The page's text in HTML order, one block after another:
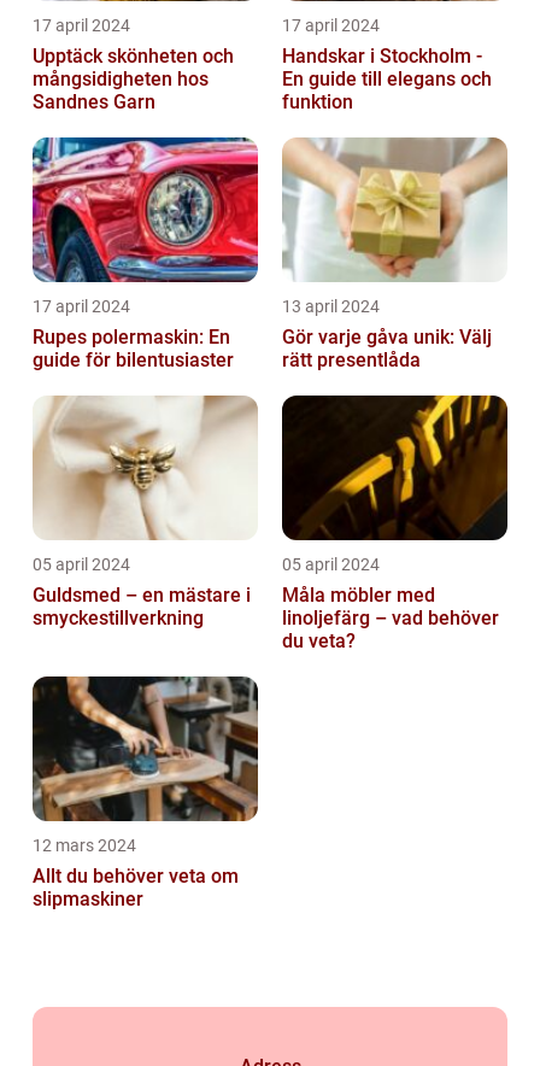
17 april 2024
Upptäck skönheten och
mångsidigheten hos
Sandnes Garn
17 april 2024
Handskar i Stockholm -
En guide till elegans och
funktion
17 april 2024
Rupes polermaskin: En
guide för bilentusiaster
13 april 2024
Gör varje gåva unik: Välj
rätt presentlåda
05 april 2024
Guldsmed – en mästare i
smyckestillverkning
05 april 2024
Måla möbler med
linoljefärg – vad behöver
du veta?
12 mars 2024
Allt du behöver veta om
slipmaskiner